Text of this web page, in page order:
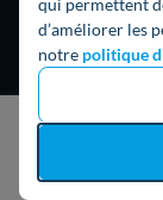
qui permettent
d’améliorer les
notre politique